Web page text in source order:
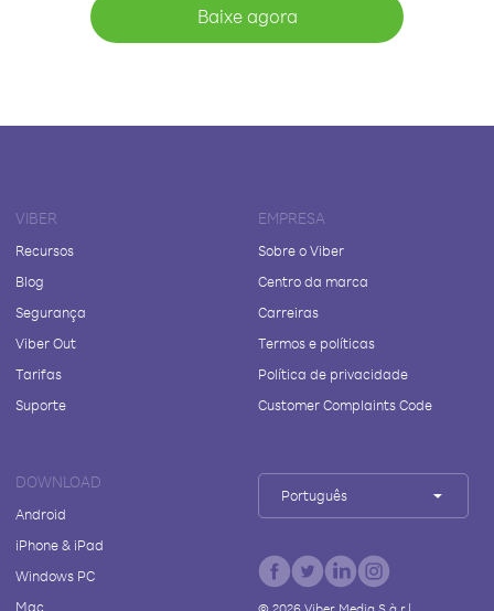
Baixe agora
VIBER
Recursos
Blog
Segurança
Viber Out
Tarifas
Suporte
EMPRESA
Sobre o Viber
Centro da marca
Carreiras
Termos e políticas
Política de privacidade
Customer Complaints Code
DOWNLOAD
Android
iPhone & iPad
Windows PC
Mac
Português